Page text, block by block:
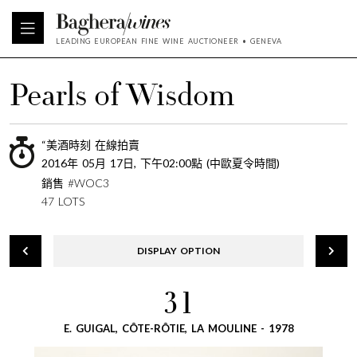
LEADING EUROPEAN FINE WINE AUCTIONEER • GENEVA
Pearls of Wisdom
“美酒時刻 在線拍賣
2016年 05月 17日, 下午02:00點 (中歐夏令時間)
銷售 #WOC3
47 LOTS
DISPLAY OPTION
31
E. GUIGAL, CÔTE-RÔTIE, LA MOULINE - 1978